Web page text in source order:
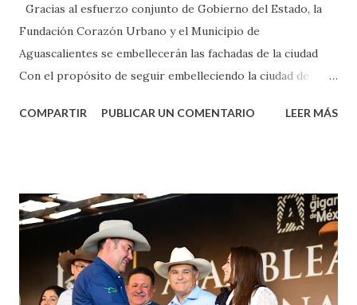
Gracias al esfuerzo conjunto de Gobierno del Estado, la
Fundación Corazón Urbano y el Municipio de
Aguascalientes se embellecerán las fachadas de la ciudad
Con el propósito de seguir embelleciendo la ciudad de
municipal, Leo Montañez dio inicio al programa
Corazón Urbano y el Municipio capital. Leo Montañez
informó que en este programa se usarán cerca de 90 mil
metros cuadrados de pintura, para dar inicio en la calle
Nieto, entre Jesús F. Elizondo y la calle 22 de Octubre, con
lo que se aplicará pintura en 66 casas. Posteriormente se
COMPARTIR PUBLICAR UN COMENTARIO LEER MÁS